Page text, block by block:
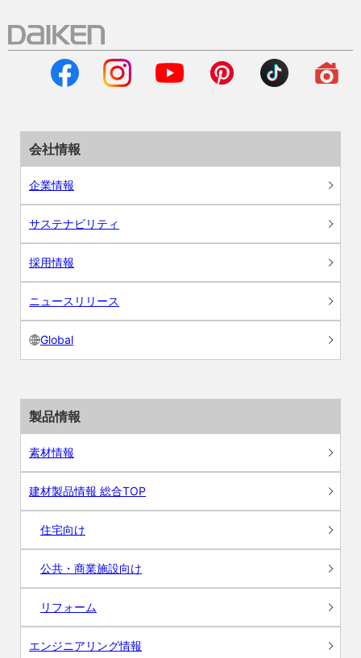
会社情報
企業情報
サステナビリティ
採用情報
ニュースリリース
Global
製品情報
素材情報
建材製品情報 総合TOP
住宅向け
公共・商業施設向け
リフォーム
エンジニアリング情報